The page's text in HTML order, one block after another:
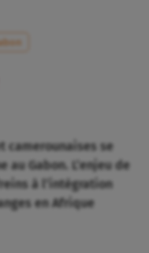
camerounaises se
Gabon. L’enjeu de
à l’intégration
en Afrique